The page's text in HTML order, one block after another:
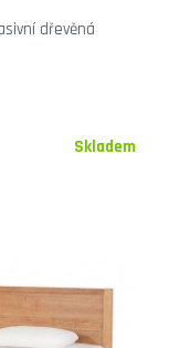
dřevěná
Skladem